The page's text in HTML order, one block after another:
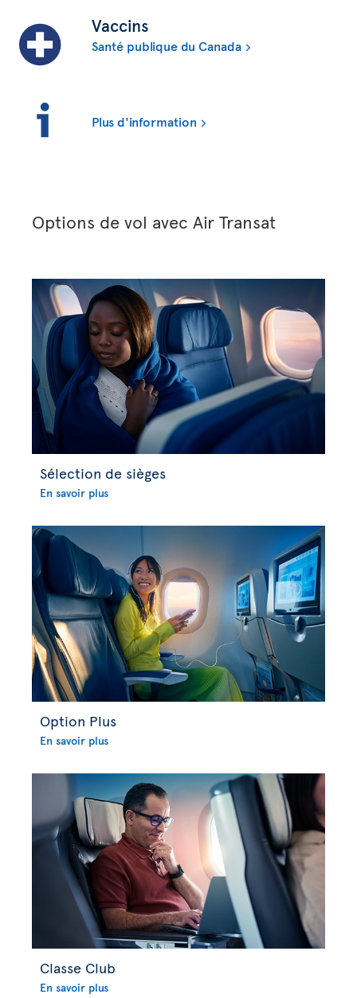
Vaccins
Santé publique du Canada
Plus d'information
Options de vol avec Air Transat
Sélection de sièges
En savoir plus
Option Plus
En savoir plus
Classe Club
En savoir plus